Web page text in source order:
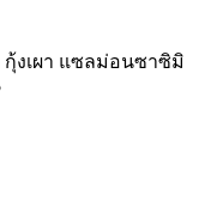
งเผา แซลม่อนซาซิมิ